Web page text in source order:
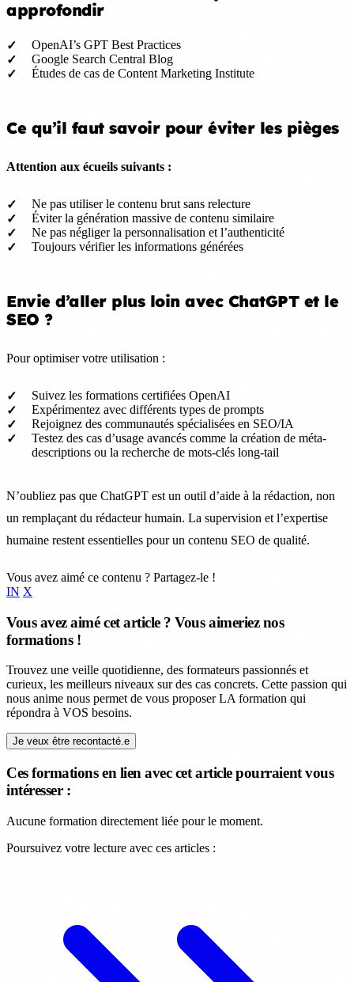
approfondir
OpenAI’s GPT Best Practices
Google Search Central Blog
Études de cas de Content Marketing Institute
Ce qu’il faut savoir pour éviter les pièges
Attention aux écueils suivants :
Ne pas utiliser le contenu brut sans relecture
Éviter la génération massive de contenu similaire
Ne pas négliger la personnalisation et l’authenticité
Toujours vérifier les informations générées
Envie d’aller plus loin avec ChatGPT et le
SEO ?
Pour optimiser votre utilisation :
Suivez les formations certifiées OpenAI
Expérimentez avec différents types de prompts
Rejoignez des communautés spécialisées en SEO/IA
Testez des cas d’usage avancés comme la création de méta-
descriptions ou la recherche de mots-clés long-tail
N’oubliez pas que ChatGPT est un outil d’aide à la rédaction, non
un remplaçant du rédacteur humain. La supervision et l’expertise
humaine restent essentielles pour un contenu SEO de qualité.
Vous avez aimé ce contenu ? Partagez-le !
IN X
Vous avez aimé cet article ? Vous aimeriez nos
formations !
Trouvez une veille quotidienne, des formateurs passionnés et
curieux, les meilleurs niveaux sur des cas concrets. Cette passion qui
nous anime nous permet de vous proposer LA formation qui
répondra à VOS besoins.
Je veux être recontacté.e
Ces formations en lien avec cet article pourraient vous
intéresser :
Aucune formation directement liée pour le moment.
Poursuivez votre lecture avec ces articles :